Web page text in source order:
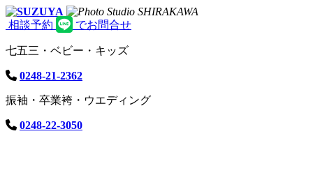
相談予約 でお問合せ
七五三・ベビー・キッズ
0248-21-2362
振袖・卒業袴・ウエディング
0248-22-3050